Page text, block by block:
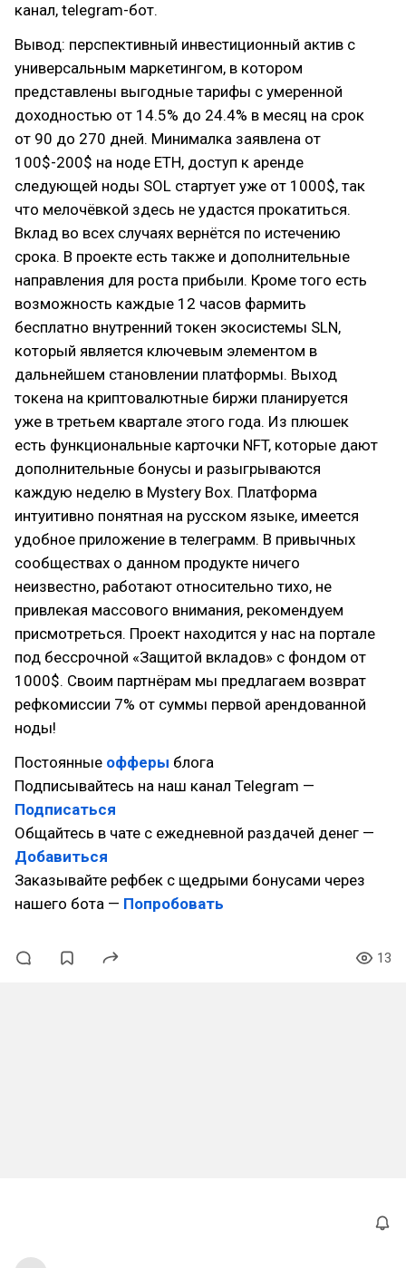
канал, telegram-бот.
Вывод: перспективный инвестиционный актив с
универсальным маркетингом, в котором
представлены выгодные тарифы с умеренной
доходностью от 14.5% до 24.4% в месяц на срок
от 90 до 270 дней. Минималка заявлена от
100$-200$ на ноде ETH, доступ к аренде
следующей ноды SOL стартует уже от 1000$, так
что мелочёвкой здесь не удастся прокатиться.
Вклад во всех случаях вернётся по истечению
срока. В проекте есть также и дополнительные
направления для роста прибыли. Кроме того есть
возможность каждые 12 часов фармить
бесплатно внутренний токен экосистемы SLN,
который является ключевым элементом в
дальнейшем становлении платформы. Выход
токена на криптовалютные биржи планируется
уже в третьем квартале этого года. Из плюшек
есть функциональные карточки NFT, которые дают
дополнительные бонусы и разыгрываются
каждую неделю в Mystery Box. Платформа
интуитивно понятная на русском языке, имеется
удобное приложение в телеграмм. В привычных
сообществах о данном продукте ничего
неизвестно, работают относительно тихо, не
привлекая массового внимания, рекомендуем
присмотреться. Проект находится у нас на портале
под бессрочной «Защитой вкладов» с фондом от
1000$. Своим партнёрам мы предлагаем возврат
рефкомиссии 7% от суммы первой арендованной
ноды!
Постоянные офферы блога
Подписывайтесь на наш канал Telegram —
Подписаться
Общайтесь в чате с ежедневной раздачей денег —
Добавиться
Заказывайте рефбек с щедрыми бонусами через
нашего бота — Попробовать
13